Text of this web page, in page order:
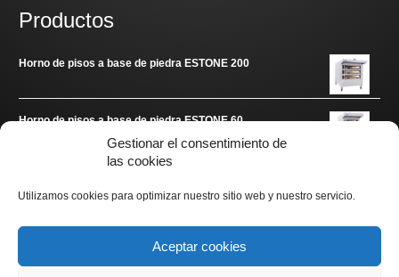
Gestionar el consentimiento de
las cookies
Utilizamos cookies para optimizar nuestro sitio web y nuestro servicio.
Aceptar cookies
Productos
Horno de pisos a base de piedra ESTONE 200
Horno de pisos a base de piedra ESTONE 60
Enlaces de interés
www.arditec.es